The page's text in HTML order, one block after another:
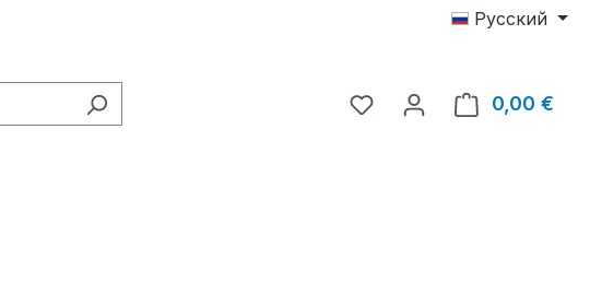
Русский
У вас есть товары из
0,00 €